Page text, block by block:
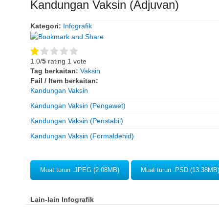
Kandungan Vaksin (Adjuvan)
Kategori: Infografik
1.0/5 rating 1 vote
Tag berkaitan: Vaksin
Fail / Item berkaitan:
Kandungan Vaksin
Kandungan Vaksin (Pengawet)
Kandungan Vaksin (Penstabil)
Kandungan Vaksin (Formaldehid)
Muat turun .JPEG (2.08MB) Muat turun .PSD (13.38MB)
Lain-lain Infografik